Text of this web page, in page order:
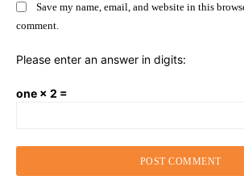
Save my name, email, and website in this
comment.
Please enter an answer in digits:
one × 2 =